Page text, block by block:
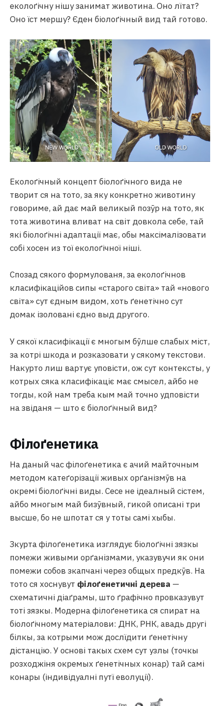
еколоґічну нішу занимат животина. Оно лїтат?
Оно їст мершу? Єден біолоґічный вид тай готово.
Еколоґічный концепт біолоґічного вида не
творит ся на тото, за яку конкретно животину
говориме, ай дає май великый позӯр на тото, як
тота животина вливат на світ довкола себе, тай
які біолоґічні адаптації має, обы максімалізовати
собі хосен из тої еколоґічної ніші.
Спозад сякого формулованя, за еколоґічнов
класифікаційов сипы «старого світа» тай «нового
світа» сут єдным видом, хоть ґенетічно сут
домак ізоловані єдно выд другого.
У сякої класифікації є многым бӯлше слабых міст,
за котрі шкода и розказовати у сякому текстови.
Накурто лиш вартує уповісти, ож сут контексты, у
котрых сяка класифікаціє має смысел, айбо не
тогды, кой нам треба кым май точно удповісти
на звіданя — што є біолоґічный вид?
Філоґенетика
На даный час філоґенетика є ачий майточным
методом катеґорізації живых орґанізмӯв на
окремі біолоґічні виды. Сесе не ідеалный сістем,
айбо многым май бизӯвный, гикой описані три
высше, бо не шпотат ся у тоты самі хыбы.
Зкурта філоґенетика изглядує біолоґічні зязкы
помежи живыми орґанізмами, указувучи як они
помежи собов зкапчані через общых предкӯв. На
тото ся хоснувут філоґенетичні дерева —
схематичні діаґрамы, што ґрафічно провказувут
тоті зязкы. Модерна філоґенетика ся спират на
біолоґічному матеріалови: ДНК, РНК, авадь другі
білкы, за котрыми мож дослїдити ґенетічну
дістанцію. У основі такых схем сут узлы (точкы
розходжіня окремых ґенетічных конар) тай самі
конары (індивідуалні путї еволуції).